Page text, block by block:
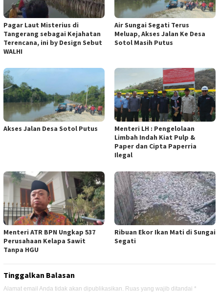
Pagar Laut Misterius di
Tangerang sebagai Kejahatan
Terencana, ini by Design Sebut
WALHI
Air Sungai Segati Terus
Meluap, Akses Jalan Ke Desa
Sotol Masih Putus
Akses Jalan Desa Sotol Putus
Menteri LH : Pengelolaan
Limbah Indah Kiat Pulp &
Paper dan Cipta Paperria
Ilegal
Menteri ATR BPN Ungkap 537
Perusahaan Kelapa Sawit
Tanpa HGU
Ribuan Ekor Ikan Mati di Sungai
Segati
Tinggalkan Balasan
Alamat email Anda tidak akan dipublikasikan. Ruas yang wajib ditandai *